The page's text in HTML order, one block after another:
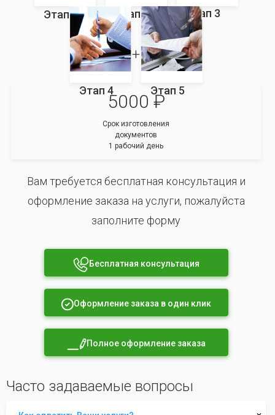
Этап 1 Этап 2 Этап 3
Этап 4 Этап 5
5000 ₽
Срок изготовления
документов
1 рабочий день
Вам требуется бесплатная консультация и
оформление заказа на услуги, пожалуйста
заполните форму
Бесплатная консультация
Оформление заказа в один клик
Полное оформление заказа
Часто задаваемые вопросы